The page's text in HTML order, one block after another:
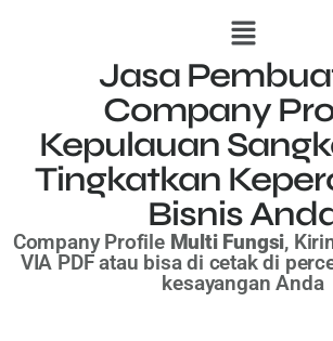
Jasa
Company
Kepulauan
Tingkatkan
Bisnis
Company Profile Multi Fungsi,
VIA PDFatau bisa di cetak di
kesayangan Anda